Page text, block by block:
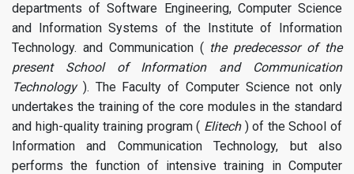
departments of Software Engineering, Computer Science
and Information Systems of the Institute of Information
Technology. and Communication ( the predecessor of the
present School of Information and Communication
Technology). The Faculty of Computer Science not only
undertakes the training of the core modules in the standard
and high-quality training program ( Elitech) of the School of
Information and Communication Technology, but also
performs the function of intensive training in Computer